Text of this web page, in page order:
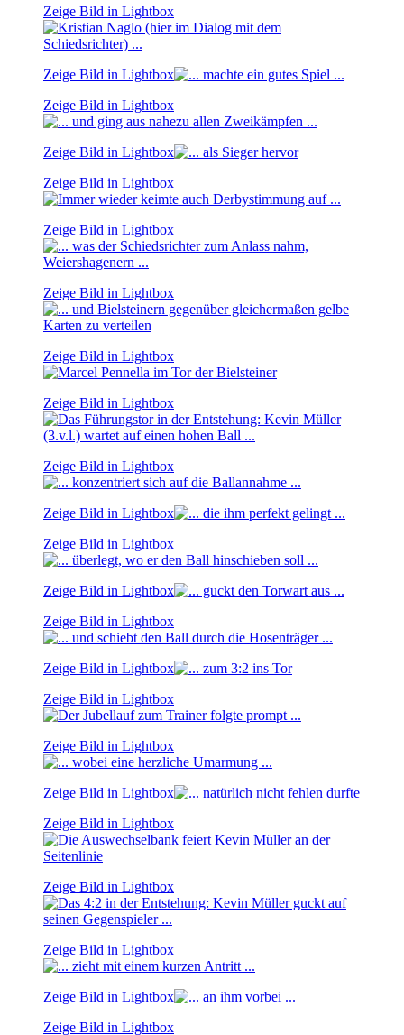
Zeige Bild in Lightbox
Zeige Bild in Lightbox
Zeige Bild in Lightbox
Zeige Bild in Lightbox
Zeige Bild in Lightbox
Zeige Bild in Lightbox
Zeige Bild in Lightbox
Zeige Bild in Lightbox
Zeige Bild in Lightbox
Zeige Bild in Lightbox
Zeige Bild in Lightbox
Zeige Bild in Lightbox
Zeige Bild in Lightbox
Zeige Bild in Lightbox
Zeige Bild in Lightbox
Zeige Bild in Lightbox
Zeige Bild in Lightbox
Zeige Bild in Lightbox
Zeige Bild in Lightbox
Zeige Bild in Lightbox
Zeige Bild in Lightbox
Zeige Bild in Lightbox
Zeige Bild in Lightbox